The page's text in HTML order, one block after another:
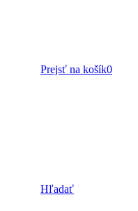
Prejsť na košík0
Hľadať